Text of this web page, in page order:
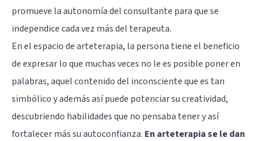
promueve la autonomía del consultante para que se
independice cada vez más del terapeuta.
En el espacio de arteterapia, la persona tiene el beneficio
de expresar lo que muchas veces no le es posible poner en
palabras, aquel contenido del inconsciente que es tan
simbólico y además así puede potenciar su creatividad,
descubriendo habilidades que no pensaba tener y así
fortalecer más su autoconfianza. En arteterapia se le dan